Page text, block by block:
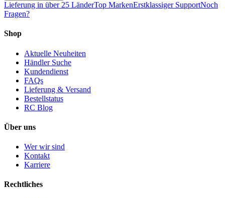
Lieferung in über 25 LänderTop MarkenErstklassiger SupportNoch
Fragen?
Shop
Aktuelle Neuheiten
Händler Suche
Kundendienst
FAQs
Lieferung & Versand
Bestellstatus
RC Blog
Über uns
Wer wir sind
Kontakt
Karriere
Rechtliches